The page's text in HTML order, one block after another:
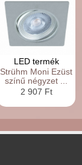
LED termék
Strühm Moni Ezüst
színű négyzet ...
2 907 Ft